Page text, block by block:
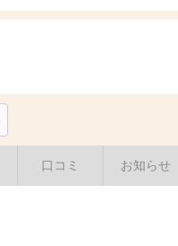
口コミ お知らせ